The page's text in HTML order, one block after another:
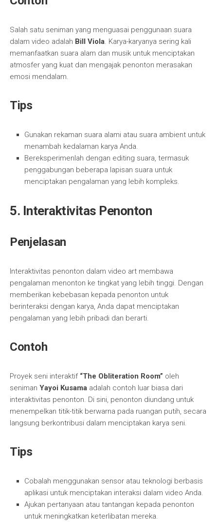
Salah satu seniman yang menguasai penggunaan suara
dalam video adalah Bill Viola. Karya-karyanya sering kali
memanfaatkan suara alam dan musik untuk menciptakan
atmosfer yang kuat dan mengajak penonton merasakan
emosi mendalam.
Tips
Gunakan rekaman suara alami atau suara ambient untuk
menambah kedalaman karya Anda.
Bereksperimenlah dengan editing suara, termasuk
penggabungan beberapa lapisan suara untuk
menciptakan pengalaman yang lebih kompleks.
5. Interaktivitas Penonton
Penjelasan
Interaktivitas penonton dalam video art membawa
pengalaman menonton ke tingkat yang lebih tinggi. Dengan
memberikan kebebasan kepada penonton untuk
berinteraksi dengan karya, Anda dapat menciptakan
pengalaman yang lebih pribadi dan berarti.
Contoh
Proyek seni interaktif “The Obliteration Room” oleh
seniman Yayoi Kusama adalah contoh luar biasa dari
interaktivitas penonton. Di sini, penonton diundang untuk
menempelkan titik-titik berwarna pada ruangan putih, secara
langsung berkontribusi dalam menciptakan karya seni.
Tips
Cobalah menggunakan sensor atau teknologi berbasis
aplikasi untuk menciptakan interaksi dalam video Anda.
Ajukan pertanyaan atau tantangan kepada penonton
untuk meningkatkan keterlibatan mereka.